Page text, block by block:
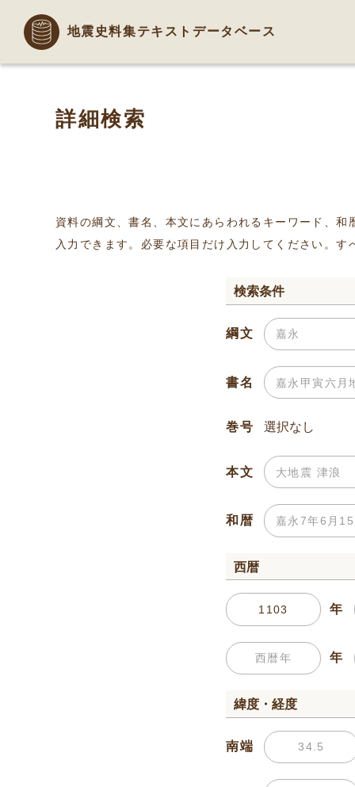
地震史料集テキストデータベース
詳細検索
資料の綱文、書名、本文にあらわれるキーワード、
入力できます。必要な項目だけ入力してください。
検索条件
綱文
書名
巻号
本文
和暦
西暦
年
年
緯度・経度
南端